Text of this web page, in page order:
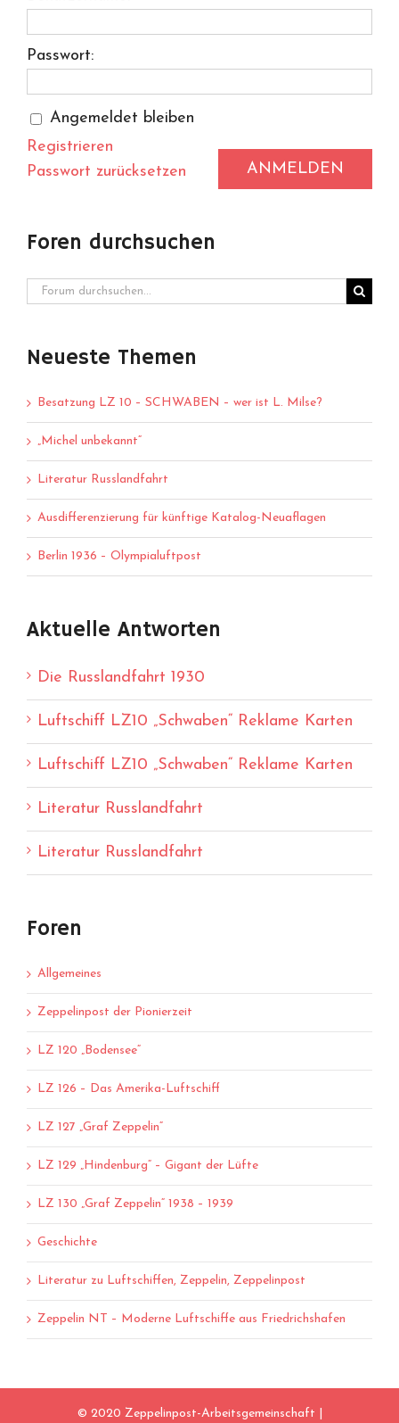
Passwort:
Angemeldet bleiben
ANMELDEN
Registrieren
Passwort zurücksetzen
Foren durchsuchen
Neueste Themen
Besatzung LZ 10 – SCHWABEN – wer ist L. Milse?
„Michel unbekannt“
Literatur Russlandfahrt
Ausdifferenzierung für künftige Katalog-Neuaflagen
Berlin 1936 – Olympialuftpost
Aktuelle Antworten
Die Russlandfahrt 1930
Luftschiff LZ10 „Schwaben“ Reklame Karten
Luftschiff LZ10 „Schwaben“ Reklame Karten
Literatur Russlandfahrt
Literatur Russlandfahrt
Foren
Allgemeines
Zeppelinpost der Pionierzeit
LZ 120 „Bodensee“
LZ 126 – Das Amerika-Luftschiff
LZ 127 „Graf Zeppelin“
LZ 129 „Hindenburg“ – Gigant der Lüfte
LZ 130 „Graf Zeppelin“ 1938 – 1939
Geschichte
Literatur zu Luftschiffen, Zeppelin, Zeppelinpost
Zeppelin NT – Moderne Luftschiffe aus Friedrichshafen
© 2020 Zeppelinpost-Arbeitsgemeinschaft |